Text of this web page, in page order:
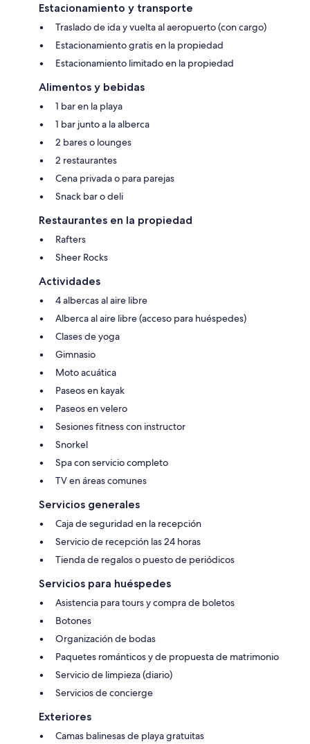
Estacionamiento y transporte
Traslado de ida y vuelta al aeropuerto (con cargo)
Estacionamiento gratis en la propiedad
Estacionamiento limitado en la propiedad
Alimentos y bebidas
1 bar en la playa
1 bar junto a la alberca
2 bares o lounges
2 restaurantes
Cena privada o para parejas
Snack bar o deli
Restaurantes en la propiedad
Rafters
Sheer Rocks
Actividades
4 albercas al aire libre
Alberca al aire libre (acceso para huéspedes)
Clases de yoga
Gimnasio
Moto acuática
Paseos en kayak
Paseos en velero
Sesiones fitness con instructor
Snorkel
Spa con servicio completo
TV en áreas comunes
Servicios generales
Caja de seguridad en la recepción
Servicio de recepción las 24 horas
Tienda de regalos o puesto de periódicos
Servicios para huéspedes
Asistencia para tours y compra de boletos
Botones
Organización de bodas
Paquetes románticos y de propuesta de matrimonio
Servicio de limpieza (diario)
Servicios de concierge
Exteriores
Camas balinesas de playa gratuitas